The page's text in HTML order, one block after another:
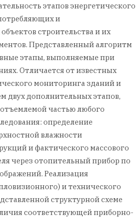
этапов энергетического
и
строительства и их
Представленный алгоритм
этапы, выполняемые при
Отличается от известных
мониторинга зданий и
двух дополнительных этапов,
частью любого
определение
влажности
и фактического массового
через отопительный прибор по
Реализация
и технического
структурной схеме
соответствующей приборно-